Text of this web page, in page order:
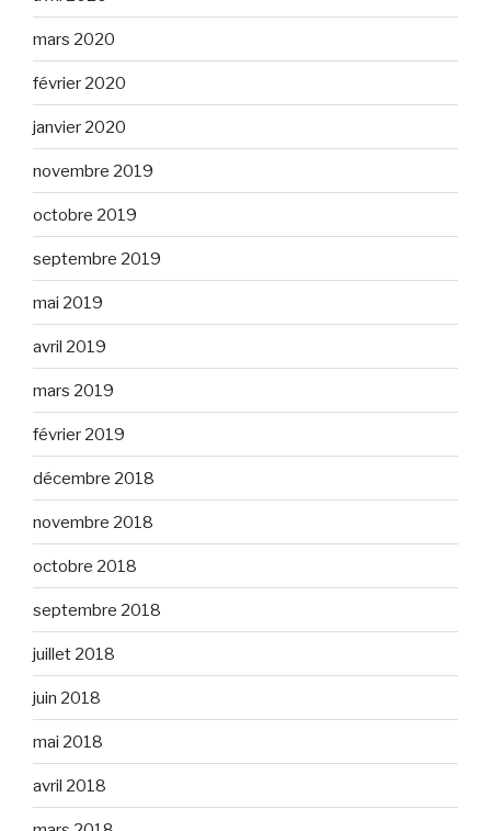
mars 2020
février 2020
janvier 2020
novembre 2019
octobre 2019
septembre 2019
mai 2019
avril 2019
mars 2019
février 2019
décembre 2018
novembre 2018
octobre 2018
septembre 2018
juillet 2018
juin 2018
mai 2018
avril 2018